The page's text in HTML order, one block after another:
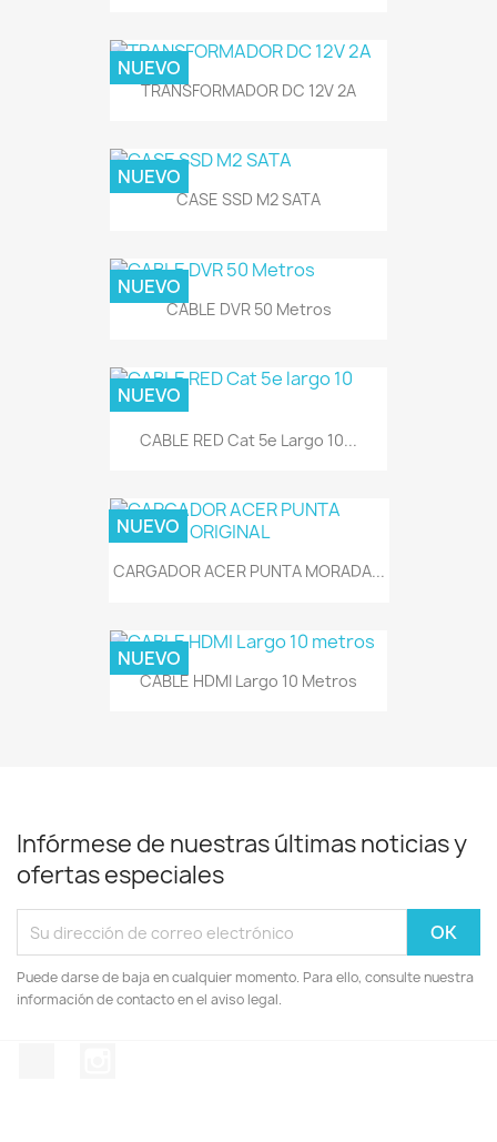
TRANSFORMADOR DC 12V 2A
NUEVO
CASE SSD M2 SATA
NUEVO
CABLE DVR 50 Metros
NUEVO
CABLE RED Cat 5e Largo 10...
NUEVO
CARGADOR ACER PUNTA MORADA...
NUEVO
CABLE HDMI Largo 10 Metros
NUEVO
Infórmese de nuestras últimas noticias y
ofertas especiales
Puede darse de baja en cualquier momento. Para ello, consulte nuestra
información de contacto en el aviso legal.